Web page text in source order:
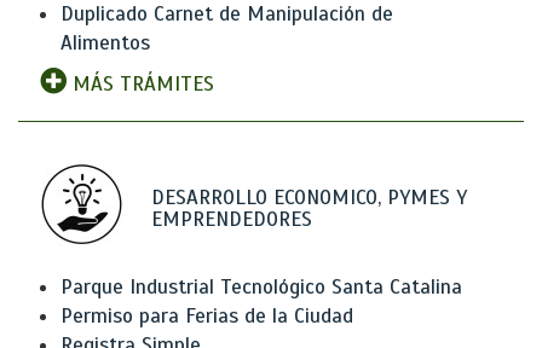
Duplicado Carnet de Manipulación de
Alimentos
MÁS TRÁMITES
DESARROLLO ECONOMICO, PYMES Y
EMPRENDEDORES
Parque Industrial Tecnológico Santa Catalina
Permiso para Ferias de la Ciudad